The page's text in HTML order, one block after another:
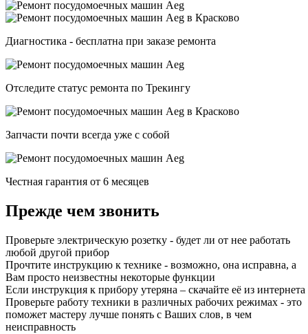
Диагностика - бесплатна при заказе ремонта
Отследите статус ремонта по Трекингу
Запчасти почти всегда уже с собой
Честная гарантия от 6 месяцев
Прежде чем звонить
Проверьте электрическую розетку - будет ли от нее работать
любой другой прибор
Прочтите инструкцию к технике - возможно, она исправна, а
Вам просто неизвестны некоторые функции
Если инструкция к прибору утеряна – скачайте её из интернета
Проверьте работу техники в различных рабочих режимах - это
поможет мастеру лучше понять с Ваших слов, в чем
неисправность